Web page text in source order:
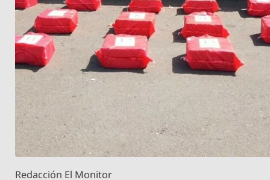
Redacción El Monitor